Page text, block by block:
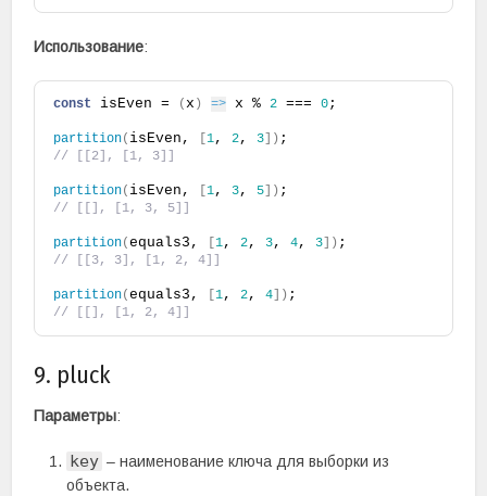
Использование:
const isEven = (x ) => x % 2 === 0;
partition( isEven, [1, 2, 3 ) ;
// [[2], [1, 3]]
partition( isEven, [1, 3, 5 ) ;
// [[], [1, 3, 5]]
partition(equals3, [1, 2, 3, 4, 3 ) ;
// [[3, 3], [1, 2, 4]]
partition(equals3, [1, 2, 4 ) ;
// [[], [1, 2, 4]]
9. pluck
Параметры:
key – наименование ключа для выборки из
объекта.